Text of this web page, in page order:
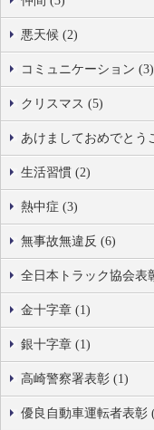
悪天候 (2)
コミュニケーション (3)
クリスマス (5)
あけましておめでとう
生活習慣 (2)
熱中症 (3)
無事故無違反 (6)
全日本トラック協会表
金十字章 (1)
銀十字章 (1)
高崎警察署表彰 (1)
優良自動車運転者表彰